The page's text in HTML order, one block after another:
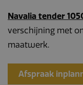
Navalia tender
verschijning met
maatwerk.
Afspraak